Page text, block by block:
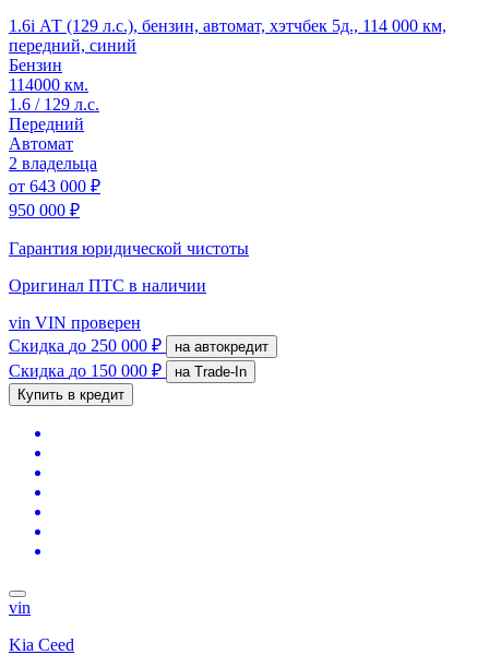
1.6i АТ (129 л.с.), бензин, автомат, хэтчбек 5д., 114 000 км,
передний, синий
Бензин
114000 км.
1.6 / 129 л.с.
Передний
Автомат
2 владельца
от 643 000 ₽
950 000 ₽
Гарантия юридической чистоты
Оригинал ПТС в наличии
vin VIN проверен
Скидка до 250 000 ₽ на автокредит
Скидка до 150 000 ₽
на Trade-In
Купить в кредит
vin
Kia Ceed